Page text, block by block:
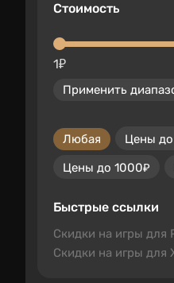
Стоимость
1₽
Применить
Любая Цены
Цены до 1000₽
Быстрые ссылки
Скидки на игры для
Скидки на игры для